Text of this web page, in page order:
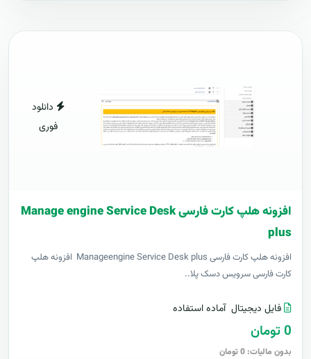
دانلود
فوری
افزونه هلپ کارت فارسی Manage engine Service Desk
plus
افزونه هلپ کارت فارسی Manageengine Service Desk plus افزونه هلپ
کارت فارسی سرویس دسک پلا..
فایل دیجیتال آماده استفاده
0 تومان
بدون مالیات: 0 تومان